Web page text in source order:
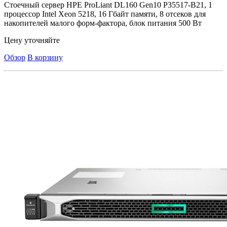
Стоечный сервер HPE ProLiant DL160 Gen10 P35517-B21, 1
процессор Intel Xeon 5218, 16 Гбайт памяти, 8 отсеков для
накопителей малого форм-фактора, блок питания 500 Вт
Цену уточняйте
Обзор В корзину